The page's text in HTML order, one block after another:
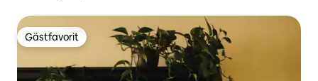
Gästfavorit
Gästfavorit